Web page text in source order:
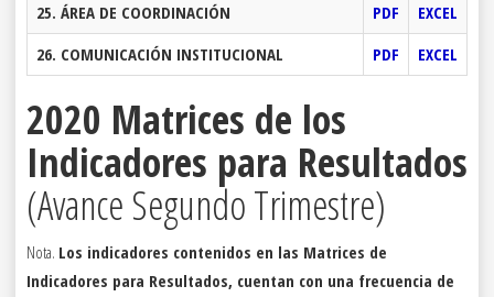
25. ÁREA DE COORDINACIÓN
PDF
EXCEL
26. COMUNICACIÓN INSTITUCIONAL
PDF EXCEL
2020 Matrices de los
Indicadores para Resultados
(Avance Segundo Trimestre)
Nota. Los indicadores contenidos en las Matrices de
Indicadores para Resultados, cuentan con una frecuencia de